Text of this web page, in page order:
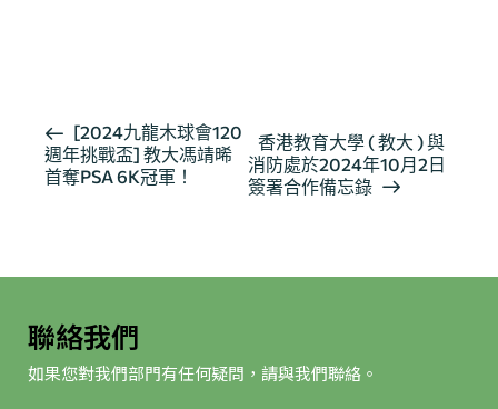
活
動
导
[2024九龍木球會120
週年挑戰盃] 教大馮靖晞
首奪PSA 6K冠軍！
香港教育大學 ( 教大 ) 與
消防處於2024年10月2日
簽署合作備忘錄
聯絡我們
如果您對我們部門有任何疑問，請與我們聯絡。